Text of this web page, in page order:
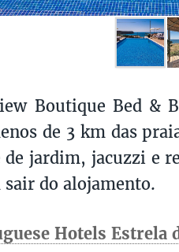
Boutique Bed &
de 3 km das
de jardim, jacuzzi e
sair do alojamento.
Hotels Estrela